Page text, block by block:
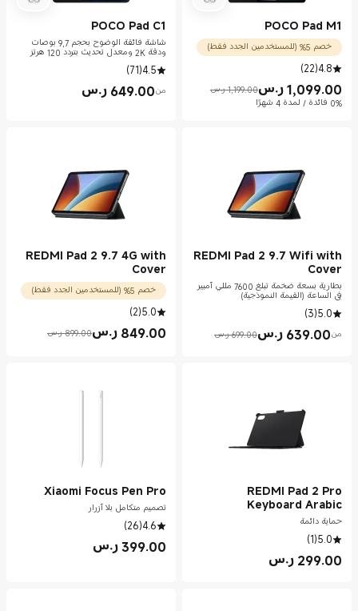
POCO Pad M1
خصم 5% (للمستخدمين الجدد فقط)
4.8
(
22
)
1,099.00ر.س Current Price ر.س1099.00 1,199.00 ر.سMarketing price 1,199.00 ر.س
0% فائدة / لمدة 4 شهرًا
POCO Pad C1
شاشة فائقة الوضوح بحجم 9,7 بوصات
ودقة 2K ومعدل تحديث بتردد 120 هرتز
4.5
(
71
)
من649.00 ر.س Current Price ر.س649.00
REDMI Pad 2 9.7 Wifi with
Cover
بطارية بسعة ضخمة تبلغ 7600 مللي أمبير
في الساعة (القيمة النموذجية)
5.0
(
3
)
من639.00 ر.س Current Price ر.س639.00 699.00 ر.سMarketing price 699.00 ر.س
REDMI Pad 2 9.7 4G with
Cover
خصم 5% (للمستخدمين الجدد فقط)
5.0
(
2
)
849.00 ر.سCurrent Price ر.س849.00 899.00 ر.سMarketing price 899.00 ر.س
REDMI Pad 2 Pro
Keyboard Arabic
حماية دائمة
5.0
(
1
)
299.00 ر.سCurrent Price ر.س299.00
Xiaomi Focus Pen Pro
تصميم متكامل بلا أزرار
4.6
(
26
)
399.00ر.سCurrent Price ر.س399.00